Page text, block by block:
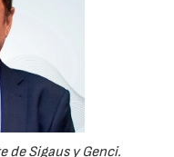
de Sigaus y Genci.